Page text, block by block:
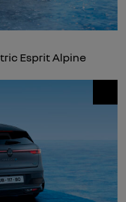
Esprit Alpine